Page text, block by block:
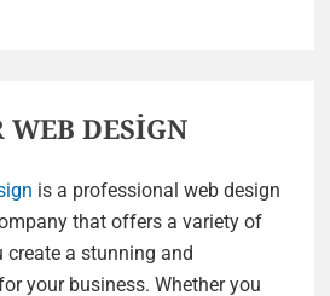
WEB DESİGN
is a professional web design
that offers a variety of
create a stunning and
your business. Whether you